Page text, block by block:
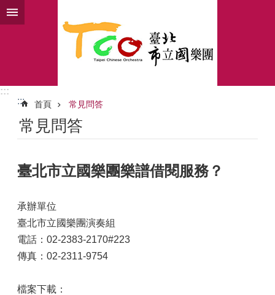
跳到主要內容區塊
:::
:::
首頁 常見問答
常見問答
臺北市立國樂團樂譜借閱服務？
承辦單位
臺北市立國樂團演奏組
電話：02-2383-2170#223
傳真：02-2311-9754
檔案下載：